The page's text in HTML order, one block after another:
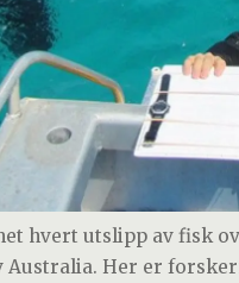
hvert utslipp av fisk
Australia. Her er